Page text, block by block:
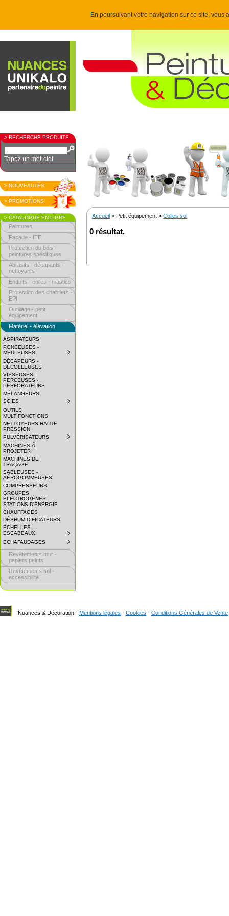
En poursuivant votre navigation sur ce site,
> RECHERCHE PRODUITS
Tapez un mot-clef
> NOUVEAUTÉS
> PROMOTIONS
> CATALOGUE EN LIGNE
Peintures
Façade - ITE
Protection du bois -
peintures spécifiques
Abrasifs - décapants -
nettoyants
Enduits - colles - mastics
Protection des chantiers -
EPI
Outillage - petit
équipement
Matériel - élévation
ASPIRATEURS
PONCEUSES -
MEULEUSES
DÉCAPEURS -
DÉCOLLEUSES
VISSEUSES -
PERCEUSES -
PERFORATEURS
MÉLANGEURS
SCIES
OUTILS
MULTIFONCTIONS
NETTOYEURS HAUTE
PRESSION
PULVÉRISATEURS
MACHINES À
PROJETER
MACHINES DE
TRAÇAGE
SABLEUSES -
AÉROGOMMEUSES
COMPRESSEURS
GROUPES
ÉLECTROGÈNES -
STATIONS D'ÉNERGIE
CHAUFFAGES
DÉSHUMIDIFICATEURS
ECHELLES -
ESCABEAUX
COLLAPSED.
CLICK
TO
EXPAND
ECHAFAUDAGES
COLLAPSED.
CLICK
EXPAND
SUBMENU.
Revêtements mur -
papiers peints
Revêtements sol -
accessibilité
Accueil > Petit équipement > Colles sol
0 résultat.
Nuances & Décoration - Mentions légales - Cookies - Conditions Générales de Vente